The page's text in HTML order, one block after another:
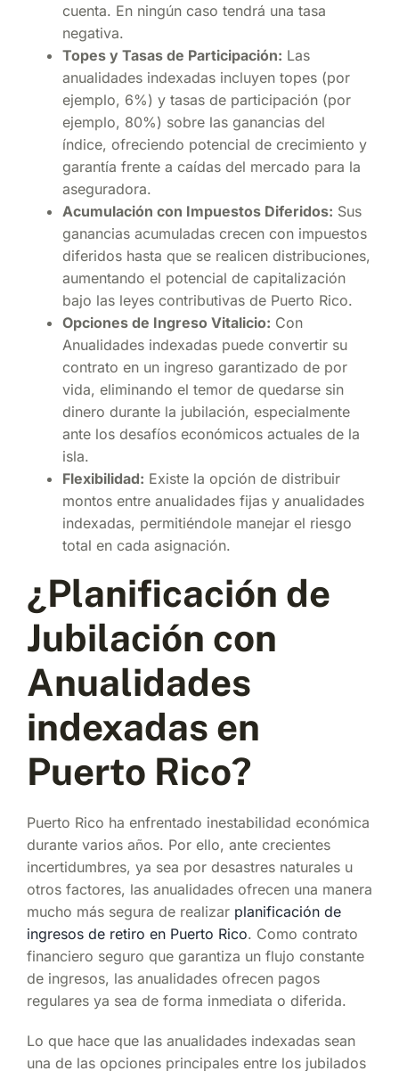
cuenta. En ningún caso tendrá una tasa
negativa.
Topes y Tasas de Participación: Las
anualidades indexadas incluyen topes (por
ejemplo, 6%) y tasas de participación (por
ejemplo, 80%) sobre las ganancias del
índice, ofreciendo potencial de crecimiento y
garantía frente a caídas del mercado para la
aseguradora.
Acumulación con Impuestos Diferidos: Sus
ganancias acumuladas crecen con impuestos
diferidos hasta que se realicen distribuciones,
aumentando el potencial de capitalización
bajo las leyes contributivas de Puerto Rico.
Opciones de Ingreso Vitalicio: Con
Anualidades indexadas puede convertir su
contrato en un ingreso garantizado de por
vida, eliminando el temor de quedarse sin
dinero durante la jubilación, especialmente
ante los desafíos económicos actuales de la
isla.
Flexibilidad: Existe la opción de distribuir
montos entre anualidades fijas y anualidades
indexadas, permitiéndole manejar el riesgo
total en cada asignación.
¿Planificación de
Jubilación con
Anualidades
indexadas en
Puerto Rico?
Puerto Rico ha enfrentado inestabilidad económica
durante varios años. Por ello, ante crecientes
incertidumbres, ya sea por desastres naturales u
otros factores, las anualidades ofrecen una manera
mucho más segura de realizar planificación de
ingresos de retiro en Puerto Rico. Como contrato
financiero seguro que garantiza un flujo constante
de ingresos, las anualidades ofrecen pagos
regulares ya sea de forma inmediata o diferida.
Lo que hace que las anualidades indexadas sean
una de las opciones principales entre los jubilados